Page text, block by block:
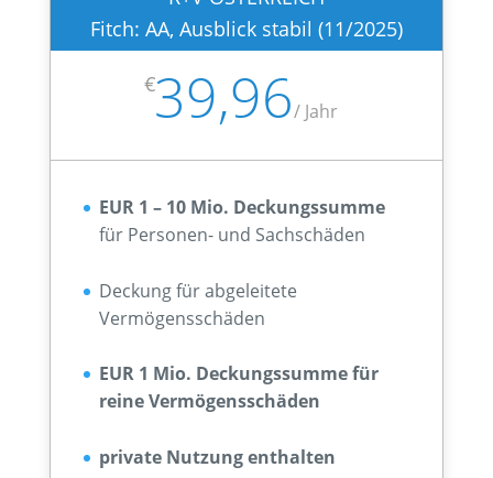
Fitch: AA, Ausblick stabil (11/2025)
€39,96/ Jahr
EUR 1 – 10 Mio. Deckungssumme
für Personen- und Sachschäden
Deckung für abgeleitete
Vermögensschäden
EUR 1 Mio. Deckungssumme für
reine Vermögensschäden
private Nutzung enthalten